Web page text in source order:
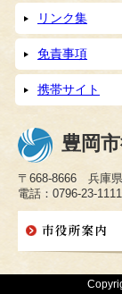
リンク集
免責事項
携帯サイト
豊岡
〒668-8666 兵庫
電話：0796-23-